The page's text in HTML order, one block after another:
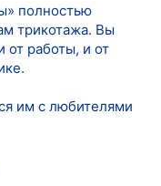
полностью
трикотажа. Вы
от работы, и от
им с любителями